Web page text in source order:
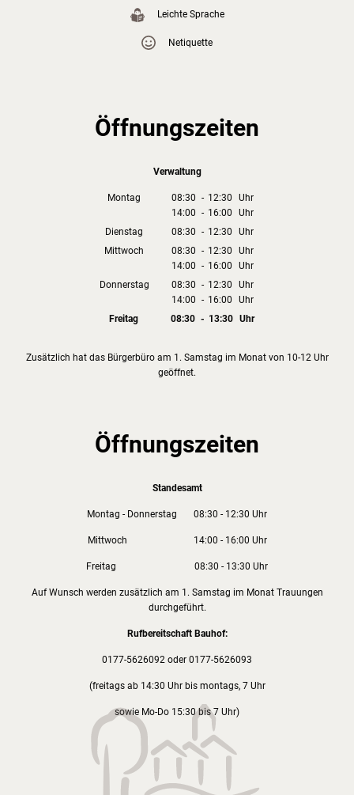
Leichte Sprache
Netiquette
Öffnungszeiten
Verwaltung
Montag 08:30 - 12:30
Uhr
Von 08:30 bis 12:30 Uhr
14:00 - 16:00
Uhr
Von 14:00 bis 16:00 Uhr
Dienstag 08:30 - 12:30
Uhr
Von 08:30 bis 12:30 Uhr
Mittwoch 08:30 - 12:30
Uhr
Von 08:30 bis 12:30 Uhr
14:00 - 16:00
Uhr
Von 14:00 bis 16:00 Uhr
Donnerstag 08:30 - 12:30
Uhr
Von 08:30 bis 12:30 Uhr
14:00 - 16:00
Uhr
Von 14:00 bis 16:00 Uhr
Freitag 08:30 - 13:30 Uhr
Zusätzlich hat das Bürgerbüro am 1. Samstag im Monat von 10-12 Uhr
geöffnet.
Öffnungszeiten
Standesamt
Montag - Donnerstag 08:30 - 12:30 Uhr
Mittwoch 14:00 - 16:00 Uhr
Freitag 08:30 - 13:30 Uhr
Auf Wunsch werden zusätzlich am 1. Samstag im Monat Trauungen
durchgeführt.
Rufbereitschaft Bauhof:
0177-5626092 oder 0177-5626093
(freitags ab 14:30 Uhr bis montags, 7 Uhr
sowie Mo-Do 15:30 bis 7 Uhr)